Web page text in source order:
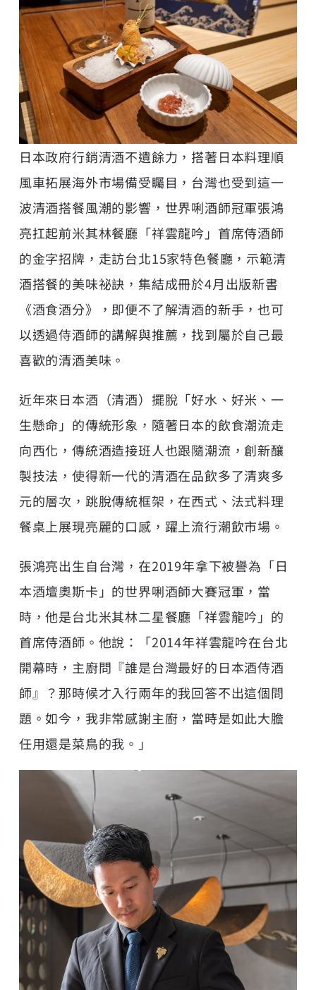
日本政府行銷清酒不遺餘力，搭著日本料理順
風車拓展海外市場備受矚目，台灣也受到這一
波清酒搭餐風潮的影響，世界唎酒師冠軍張鴻
亮扛起前米其林餐廳「祥雲龍吟」首席侍酒師
的金字招牌，走訪台北15家特色餐廳，示範清
酒搭餐的美味祕訣，集結成冊於4月出版新書
《酒食酒分》，即便不了解清酒的新手，也可
以透過侍酒師的講解與推薦，找到屬於自己最
喜歡的清酒美味。
近年來日本酒（清酒）擺脫「好水、好米、一
生懸命」的傳統形象，隨著日本的飲食潮流走
向西化，傳統酒造接班人也跟隨潮流，創新釀
製技法，使得新一代的清酒在品飲多了清爽多
元的層次，跳脫傳統框架，在西式、法式料理
餐桌上展現亮麗的口感，躍上流行潮飲市場。
張鴻亮出生自台灣，在2019年拿下被譽為「日
本酒壇奧斯卡」的世界唎酒師大賽冠軍，當
時，他是台北米其林二星餐廳「祥雲龍吟」的
首席侍酒師。他說：「2014年祥雲龍吟在台北
開幕時，主廚問『誰是台灣最好的日本酒侍酒
師』？那時候才入行兩年的我回答不出這個問
題。如今，我非常感謝主廚，當時是如此大膽
任用還是菜鳥的我。」